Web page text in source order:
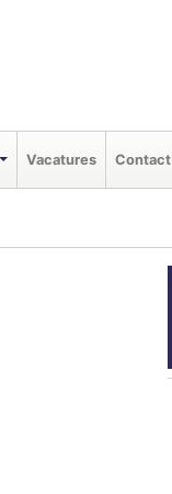
Vacatures Contact